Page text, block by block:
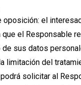
oposición: el
el Responsable
de sus datos
limitación del
solicitar al